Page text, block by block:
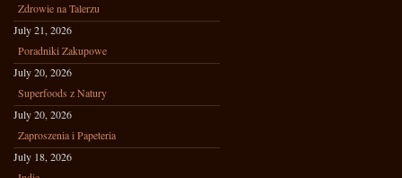
Zdrowie na Talerzu
July 21, 2026
Poradniki Zakupowe
July 20, 2026
Superfoods z Natury
July 20, 2026
Zaproszenia i Papeteria
July 18, 2026